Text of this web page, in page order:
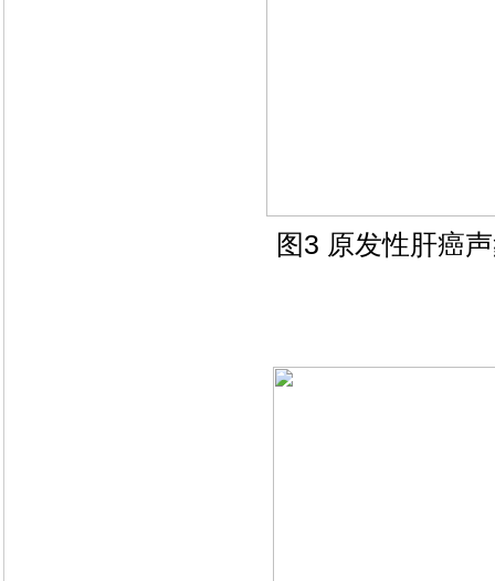
图3 原发性肝癌